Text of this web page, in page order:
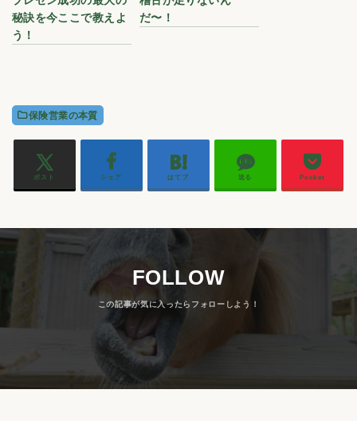
秘訣を今ここで教えよ
う！
だ〜！
保険営業の本質
ポスト シェア はてブ 送る Pocket
FOLLOW